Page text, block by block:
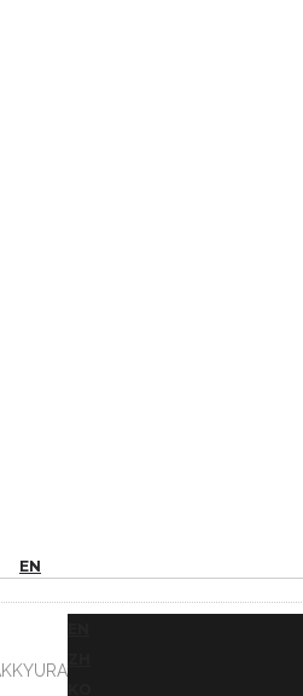
EN
」を使用し
アカモクが化
粧品「AKKYURA(アキュラ)」を販売 ス
」の販売がスタートとなりまし